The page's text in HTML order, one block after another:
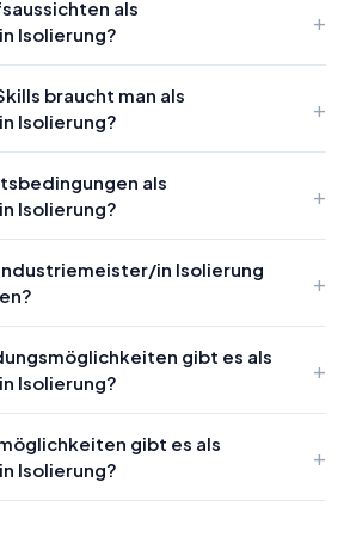
als
Isolierung?
braucht man als
Isolierung?
als
Isolierung?
Industriemeister/in Isolierung
gibt es als
Isolierung?
gibt es als
Isolierung?